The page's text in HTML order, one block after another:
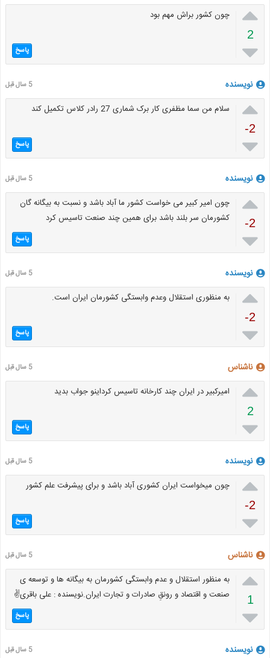

2

چون کشور براش مهم بود
پاسخ
نویسنده 5 سال قبل

-2

سلام من سما مظفری کار برک شماری 27 رادر کلاس تکمیل کند
پاسخ
نویسنده 5 سال قبل

-2

چون امیر کبیر می خواست کشور ما آباد باشد و نسبت به بیگانه گان
کشورمان سر بلند باشد برای همین چند صنعت تاسیس کرد
پاسخ
نویسنده 5 سال قبل

-2

به منظوری استقلال وعدم وابستگی کشورمان ایران است.
پاسخ
ناشناس 5 سال قبل

2

امیرکبیر در ایران چند کارخانه تاسیس کرداینو جواب بدید
پاسخ
نویسنده 5 سال قبل

-2

چون میخواست ایران کشوری آباد باشد و برای پیشرفت علم کشور
پاسخ
ناشناس 5 سال قبل

1

به منظور استقلال و عدم وابستگی کشورمان به بیگانه ها و توسعه ی
صنعت و اقتصاد و رونقِ صادرات و تجارت ایران.نویسنده : علی باقری✌
پاسخ
نویسنده 5 سال قبل